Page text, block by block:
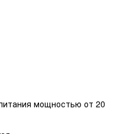
мощностью от 20